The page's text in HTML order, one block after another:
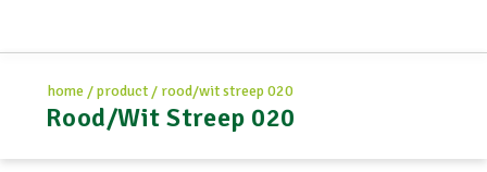
Rood/Wit Streep 020
home /product/ rood/wit streep 020